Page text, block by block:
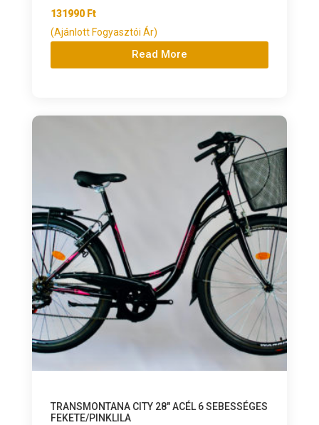
131990 Ft
(Ajánlott Fogyasztói Ár)
Read More
TRANSMONTANA CITY 28″ ACÉL 6 SEBESSÉGES
FEKETE/PINKLILA